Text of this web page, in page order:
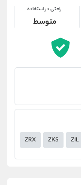
راحتی در استفاده
متوسط
ZRX ZKS ZIL